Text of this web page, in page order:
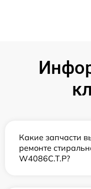
Какие запчасти
ремонте
W4086C.T.P?